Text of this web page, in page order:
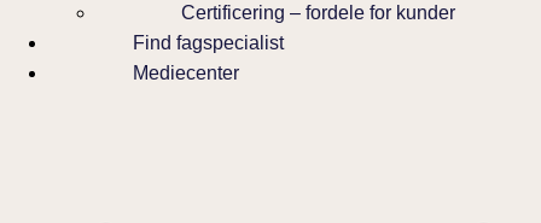
Certificering – fordele for kunder
Find fagspecialist
Mediecenter